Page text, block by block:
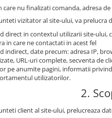
care nu finalizati comanda, adresa
vizitator al site-ului, va
direct in contextul utilizarii site-ului,
in care ne contactati in acest fel
indirect, date precum: adresa IP,
URL-uri complete, secventa de
pe anumite pagini, informatii
utilizatorilor.
2.
client al site-ului, prelucreaza